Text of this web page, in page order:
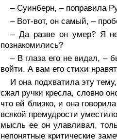
– Суинберн, – поправила
– Вот-вот, он самый, –
– Да разве он умер? Я
познакомились?
– В глаза его не видал, –
войти. А вам его стихи
И она подхватила эту
сжал ручки кресла, словно
что ей близко, и она
всякой премудрости
мысль ее он улавливал,
непонятные критические